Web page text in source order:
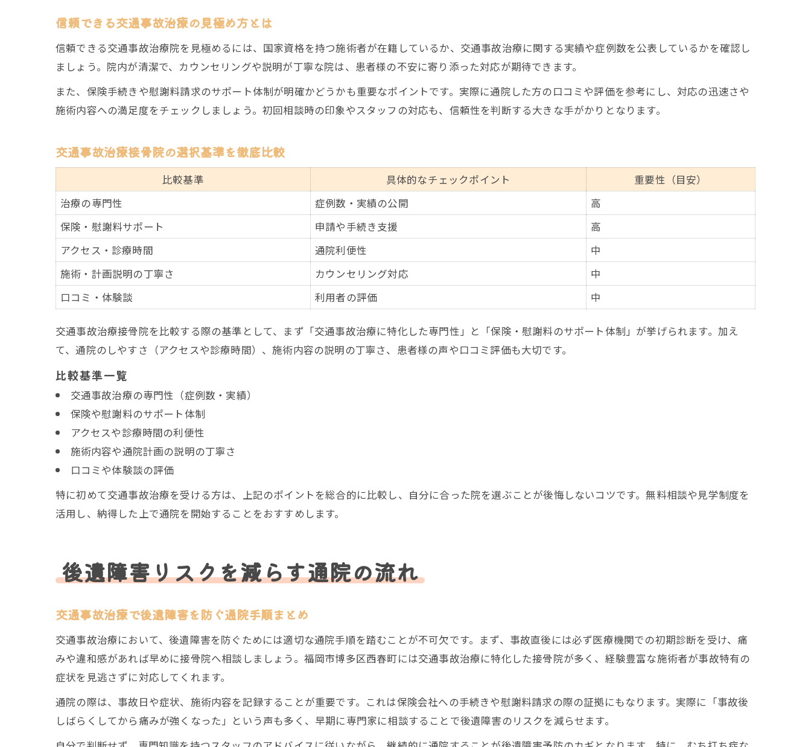
安心して治療を受けるためのポイントまとめ
福岡市博多区西春町で交通事故治療を始める前に
信頼できる交通事故治療の見極め方とは
信頼できる交通事故治療院を見極めるには、国家資格を持つ施術者が在籍しているか、交通事故治療に関する実績や症例数を公表しているかを確認し
ましょう。院内が清潔で、カウンセリングや説明が丁寧な院は、患者様の不安に寄り添った対応が期待できます。
また、保険手続きや慰謝料請求のサポート体制が明確かどうかも重要なポイントです。実際に通院した方の口コミや評価を参考にし、対応の迅速さや
施術内容への満足度をチェックしましょう。初回相談時の印象やスタッフの対応も、信頼性を判断する大きな手がかりとなります。
交通事故治療接骨院の選択基準を徹底比較
比較基準 具体的なチェックポイント
重要性（目安）
治療の専門性
症例数・実績の公開
高
保険・慰謝料サポート
申請や手続き支援
高
アクセス・診療時間
通院利便性
中
施術・計画説明の丁寧さ
カウンセリング対応
中
口コミ・体験談
利用者の評価 中
交通事故治療接骨院を比較する際の基準として、まず「交通事故治療に特化した専門性」と「保険・慰謝料のサポート体制」が挙げられます。加え
て、通院のしやすさ（アクセスや診療時間）、施術内容の説明の丁寧さ、患者様の声や口コミ評価も大切です。
比較基準一覧
交通事故治療の専門性（症例数・実績）
保険や慰謝料のサポート体制
アクセスや診療時間の利便性
施術内容や通院計画の説明の丁寧さ
口コミや体験談の評価
特に初めて交通事故治療を受ける方は、上記のポイントを総合的に比較し、自分に合った院を選ぶことが後悔しないコツです。無料相談や見学制度を
活用し、納得した上で通院を開始することをおすすめします。
後遺障害リスクを減らす通院の流れ
交通事故治療で後遺障害を防ぐ通院手順まとめ
交通事故治療において、後遺障害を防ぐためには適切な通院手順を踏むことが不可欠です。まず、事故直後には必ず医療機関での初期診断を受け、痛
みや違和感があれば早めに接骨院へ相談しましょう。福岡市博多区西春町には交通事故治療に特化した接骨院が多く、経験豊富な施術者が事故特有の
症状を見逃さずに対応してくれます。
通院の際は、事故日や症状、施術内容を記録することが重要です。これは保険会社への手続きや慰謝料請求の際の証拠にもなります。実際に「事故後
しばらくしてから痛みが強くなった」という声も多く、早期に専門家に相談することで後遺障害のリスクを減らせます。
ご予約はこちら
ご予約はこちら